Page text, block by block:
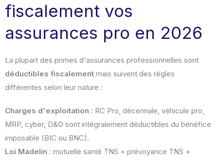
fiscalement vos
assurances pro en 2026
La plupart des primes d'assurances professionnelles sont
déductibles fiscalement mais suivent des règles
différentes selon leur nature :
Charges d'exploitation : RC Pro, décennale, véhicule pro,
MRP, cyber, D&O sont intégralement déductibles du bénéfice
imposable (BIC ou BNC).
Loi Madelin : mutuelle santé TNS + prévoyance TNS +